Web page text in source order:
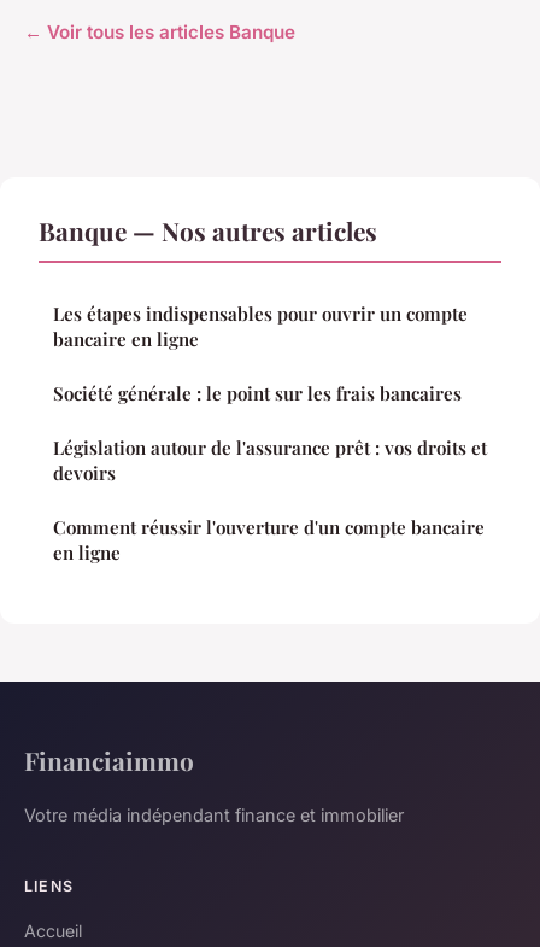
← Voir tous les articles Banque
Banque — Nos autres articles
Les étapes indispensables pour ouvrir un compte
bancaire en ligne
Société générale : le point sur les frais bancaires
Législation autour de l'assurance prêt : vos droits et
devoirs
Comment réussir l'ouverture d'un compte bancaire
en ligne
Financiaimmo
Votre média indépendant finance et immobilier
LIENS
Accueil